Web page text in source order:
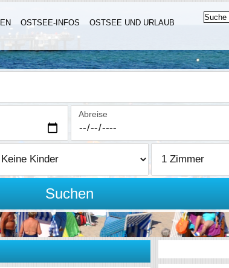
OSTSEE-INFOS
OSTSEE UND URLAUB
Abreise
Suchen